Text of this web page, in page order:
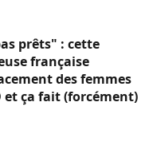
prêts" : cette
française
des femmes
et ça fait (forcément)